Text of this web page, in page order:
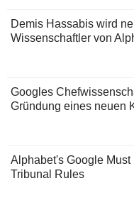
Demis Hassabis wird
Wissenschaftler von
Googles
Gründung eines neuen
Alphabet's Google
Tribunal Rules